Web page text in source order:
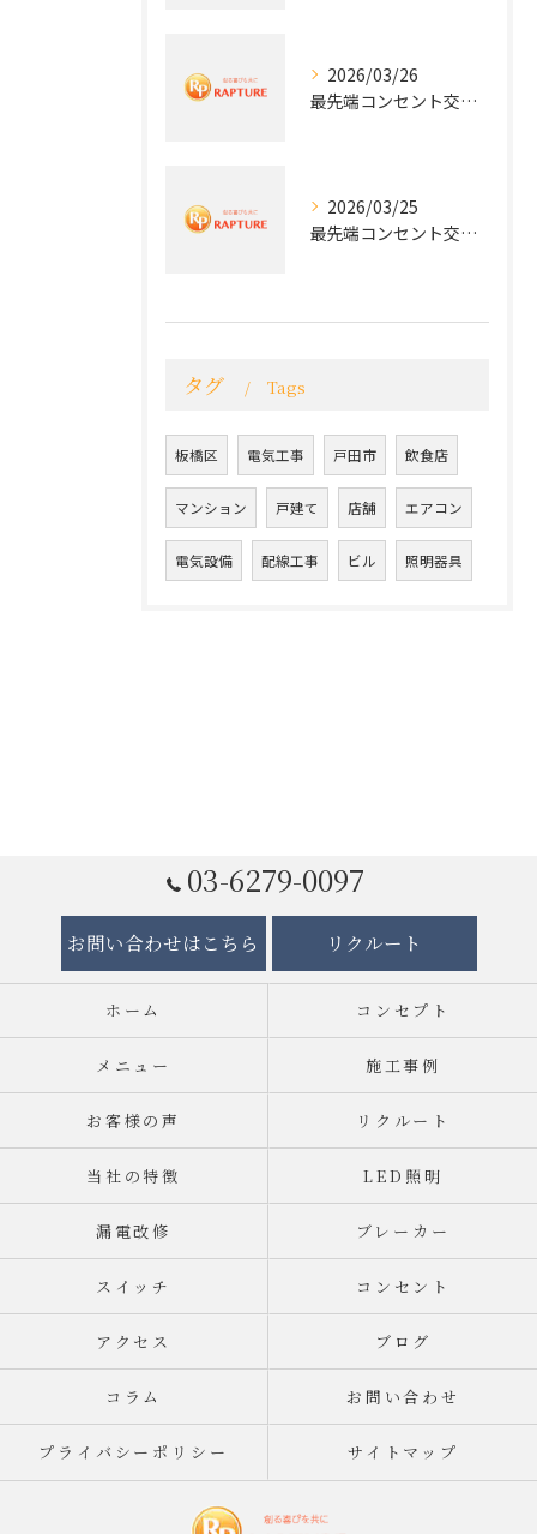
2026/03/26
最先端コンセント交換で快適な生活を実現する電気工事の技術
2026/03/25
最先端コンセント交換で実現する安全と快適な住環境
タグ Tags
板橋区 電気工事 戸田市 飲食店
マンション 戸建て 店舗 エアコン
電気設備 配線工事 ビル 照明器具
03-6279-0097
お問い合わせはこちら リクルート
ホーム コンセプト
メニュー 施工事例
お客様の声 リクルート
当社の特徴 LED照明
漏電改修 ブレーカー
スイッチ コンセント
アクセス ブログ
コラム お問い合わせ
プライバシーポリシー サイトマップ